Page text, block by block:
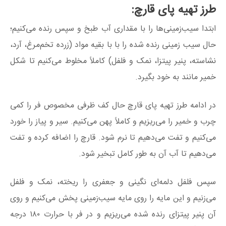
طرز تهیه پای قارچ:
ابتدا سیب‌زمینی‌ها را با مقداری آب طبخ و سپس رنده می‌کنیم؛
حال سیب زمینی رنده شده را با با بقیه مواد (زرده تخم‌مرغ، آرد،
نشاسته، پنیر پیتزا، نمک و فلفل) کاملاً مخلوط می‌کنیم تا شکل
خمیر مانند به خود بگیرد.
در ادامه طرز تهیه پای قارچ حال کف ظرفی مخصوص فر را کمی
چرب و خمیر را می‌ریزیم و کاملاً پهن می‌کنیم. سیر و پیاز را خورد
می‌کنیم و تفت می‌دهیم تا نرم شود. قارچ را اضافه کرده و تفت
می‌دهیم تا آب آن به طور کامل تبخیر شود.
سپس فلفل دلمه‌ای نگینی و جعفری را ریخته، نمک و فلفل
می‌زنیم و این مایه را روی مایه سیب‌زمینی پخش می‌کنیم و روی
آن پنیر پیتزای رنده شده می‌ریزیم و در فر با حرارت ۱۸۰ درجه